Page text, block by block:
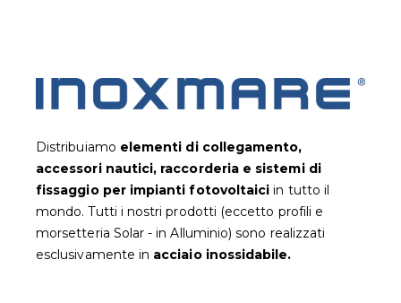
Distribuiamo elementi di collegamento,
accessori nautici, raccorderia e sistemi di
fissaggio per impianti fotovoltaici in tutto il
mondo. Tutti i nostri prodotti (eccetto profili e
morsetteria Solar - in Alluminio) sono realizzati
esclusivamente in acciaio inossidabile.